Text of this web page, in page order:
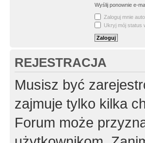
Wyślij ponownie e-
Zaloguj mnie
Ukryj mój status
REJESTRACJA
Musisz być
zajmuje tylko kilka
Forum może